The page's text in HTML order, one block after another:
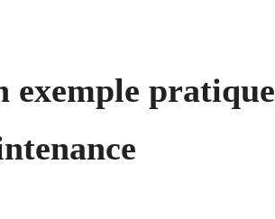
exemple pratique